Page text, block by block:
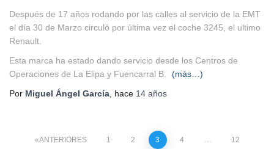
Después de 17 años rodando por las calles al servicio de la EMT
el día 30 de Marzo circuló por última vez el coche 3245, el ultimo
Renault.
Esta marca ha estado dando servicio desde los Centros de
Operaciones de La Elipa y Fuencarral B.
(más…)
Por Miguel Ángel García , hace 14 años
Paginación
ANTERIORES 1 2 3 4 12